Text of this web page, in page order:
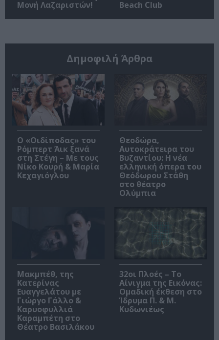
Μονή Λαζαριστών!
Beach Club
Δημοφιλή Άρθρα
O «Οιδίποδας» του
Ρόμπερτ Άικ ξανά
στη Στέγη – Με τους
Νίκο Κουρή & Μαρία
Κεχαγιόγλου
Θεοδώρα,
Αυτοκράτειρα του
Βυζαντίου: Η νέα
ελληνική όπερα του
Θεόδωρου Στάθη
στο θέατρο
Ολύμπια
Μακμπέθ, της
Κατερίνας
Ευαγγελάτου με
Γιώργο Γάλλο &
Καρυοφυλλιά
Καραμπέτη στο
Θέατρο Βασιλάκου
32οι Πλοές – Το
Αίνιγμα της Εικόνας:
Ομαδική έκθεση στο
Ίδρυμα Π. & Μ.
Κυδωνιέως